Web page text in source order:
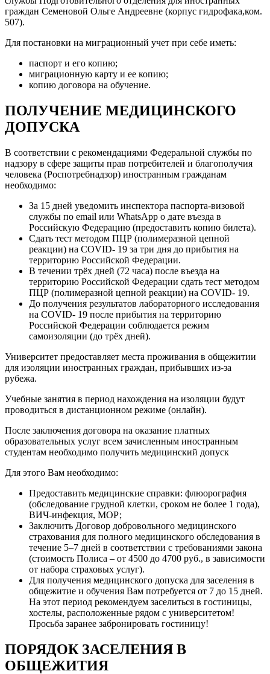
граждан Семеновой Ольге Андреевне (корпус гидрофака,ком.
507).
Для постановки на миграционный учет при себе иметь:
паспорт и его копию;
миграционную карту и ее копию;
копию договора на обучение.
ПОЛУЧЕНИЕ МЕДИЦИНСКОГО
ДОПУСКА
В соответствии с рекомендациями Федеральной службы по
надзору в сфере защиты прав потребителей и благополучия
человека (Роспотребнадзор) иностранным гражданам
необходимо:
За 15 дней уведомить инспектора паспорта-визовой
службы по email или WhatsApp о дате въезда в
Российскую Федерацию (предоставить копию билета).
Сдать тест методом ПЦР (полимеразной цепной
реакции) на COVID- 19 за три дня до прибытия на
территорию Российской Федерации.
В течении трёх дней (72 часа) после въезда на
территорию Российской Федерации сдать тест методом
ПЦР (полимеразной цепной реакции) на COVID- 19.
До получения результатов лабораторного исследования
на COVID- 19 после прибытия на территорию
Российской Федерации соблюдается режим
самоизоляции (до трёх дней).
Университет предоставляет места проживания в общежитии
для изоляции иностранных граждан, прибывших из-за
рубежа.
Учебные занятия в период нахождения на изоляции будут
проводиться в дистанционном режиме (онлайн).
После заключения договора на оказание платных
образовательных услуг всем зачисленным иностранным
студентам необходимо получить медицинский допуск
Для этого Вам необходимо:
Предоставить медицинские справки: флюорография
(обследование грудной клетки, сроком не более 1 года),
ВИЧ-инфекция, МОР;
Заключить Договор добровольного медицинского
страхования для полного медицинского обследования в
течение 5–7 дней в соответствии с требованиями закона
(стоимость Полиса – от 4500 до 4700 руб., в зависимости
от набора страховых услуг).
Для получения медицинского допуска для заселения в
общежитие и обучения Вам потребуется от 7 до 15 дней.
На этот период рекомендуем заселиться в гостиницы,
хостелы, расположенные рядом с университетом!
Просьба заранее забронировать гостиницу!
ПОРЯДОК ЗАСЕЛЕНИЯ В
ОБЩЕЖИТИЯ